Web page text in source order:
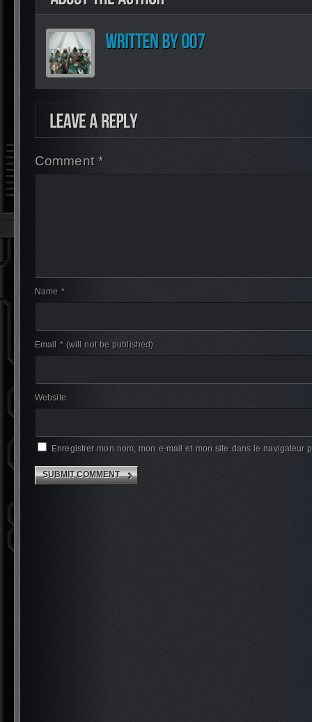
Comment *
Name *
Email * (will not be published)
Website
Enregistrer mon nom, mon e-mail et mon site dans le navigateur